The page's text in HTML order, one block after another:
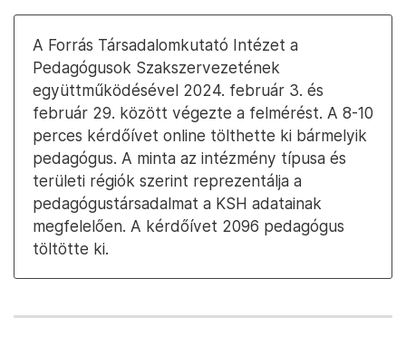
A Forrás Társadalomkutató Intézet a
Pedagógusok Szakszervezetének
együttműködésével 2024. február 3. és
február 29. között végezte a felmérést. A 8-10
perces kérdőívet online tölthette ki bármelyik
pedagógus. A minta az intézmény típusa és
területi régiók szerint reprezentálja a
pedagógustársadalmat a KSH adatainak
megfelelően. A kérdőívet 2096 pedagógus
töltötte ki.